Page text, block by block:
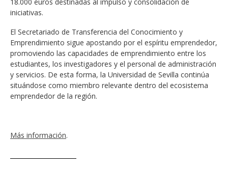
iniciativas.
El Secretariado de Transferencia del Conocimiento y
Emprendimiento sigue apostando por el espíritu emprendedor,
promoviendo las capacidades de emprendimiento entre los
estudiantes, los investigadores y el personal de administración
y servicios. De esta forma, la Universidad de Sevilla continúa
situándose como miembro relevante dentro del ecosistema
emprendedor de la región.
Más información.